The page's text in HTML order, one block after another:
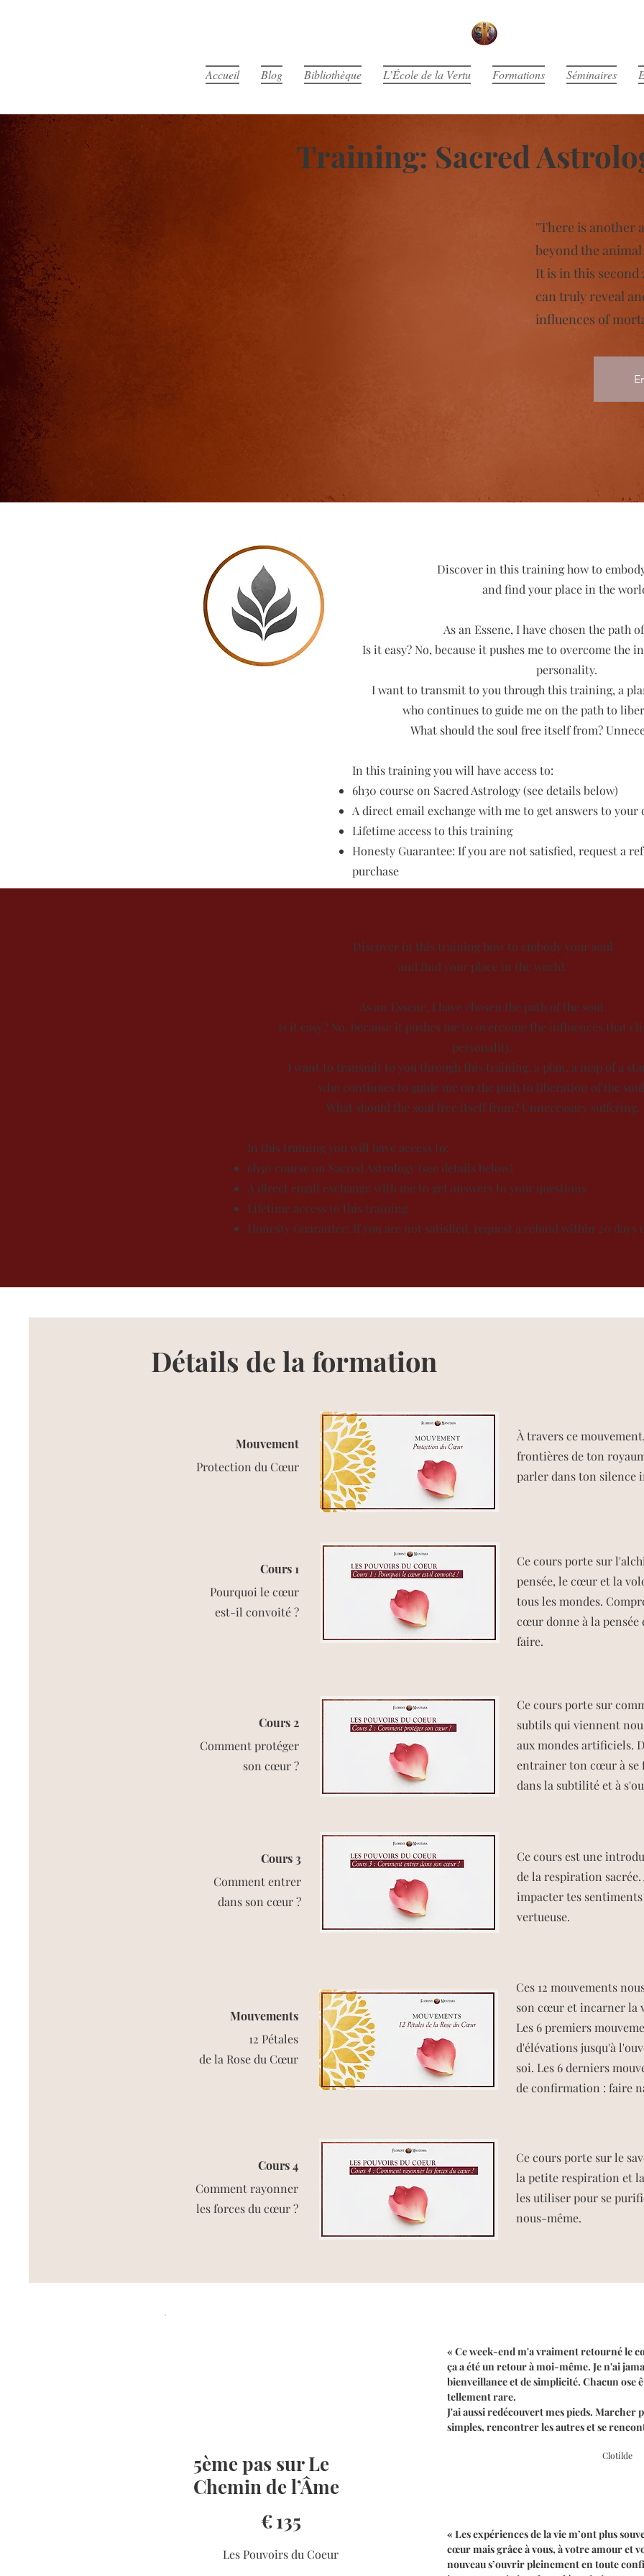
Accueil Blog Bibliothèque L’École de la Vertu Formations Séminaires
Training: Sacred
''There is another
beyond the
It is in this second
can truly reveal
influences of
Discover in this training how to
and find your place in the
As an Essene, I have chosen the path
Is it easy? No, because it pushes me to overcome the
personality.
I want to transmit to you through this training, a
who continues to guide me on the path to
What should the soul free itself from?
In this training you will have access to:
6h30 course on Sacred Astrology (see details below)
A direct email exchange with me to get answers to your
Lifetime access to this training
Honesty Guarantee: If you are not satisfied, request a
purchase
Discover in this training how to embody your soul
and find your place in the world.
As an Essene, I have chosen the path of the soul.
Is it easy? No, because it pushes me to overcome the influences that
personality.
I want to transmit to you through this training, a plan, a map of a
who continues to guide me on the path to liberation of the
What should the soul free itself from? Unnecessary suffering.
In this training you will have access to:
6h30 course on Sacred Astrology (see details below)
A direct email exchange with me to get answers to your questions
Lifetime access to this training
Honesty Guarantee: If you are not satisfied, request a refund within 20 days
Détails de la formation
Mouvement
Protection du Cœur
À travers ce
frontières de ton
parler dans ton silence
Cours 1
Pourquoi le cœur
est-il convoité ?​
Ce cours porte sur
pensée, le cœur et la
tous les mondes.
cœur donne à la
faire.
Cours 2
Comment protéger
son cœur ?
​​​Ce cours porte sur
subtils qui viennent
aux mondes artificiels.
entrainer ton cœur à
dans la subtilité et à
Cours 3
​Comment entrer
dans son cœur ?
​​Ce cours est une
de la respiration
impacter tes
vertueuse.
Mouvements
12 Pétales
de la Rose du Cœur
Ces 12 mouvements
son cœur et incarner la
Les 6 premiers
d'élévations jusqu'à
soi​. Les 6 derniers
de confirmation : faire
Cours 4
Comment rayonner
les forces du cœur ?
Ce cours porte sur le
la petite respiration et
les utiliser pour se
nous-même.
5ème pas sur Le
Chemin de l’Âme
€135
Les Pouvoirs du Coeur
« Ce week-end m'a vraiment retourné le
ça a été un retour à moi-même. Je n'ai
bienveillance et de simplicité. Chacun ose
tellement rare.
J'ai aussi redécouvert mes pieds. Marcher
simples, rencontrer les autres et se
Clotilde
« Les expériences de la vie m’ont plus
cœur mais grâce à vous, à votre amour et
nouveau s’ouvrir pleinement en toute